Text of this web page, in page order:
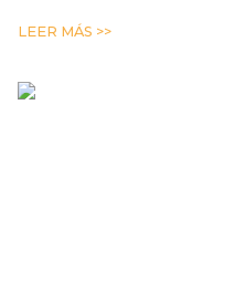
LEER MÁS >>